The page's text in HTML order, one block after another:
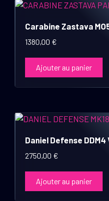
Carabine Zastava
1380,00 €
Ajouter au panier
Daniel Defense DDM4
2750,00 €
Ajouter au panier